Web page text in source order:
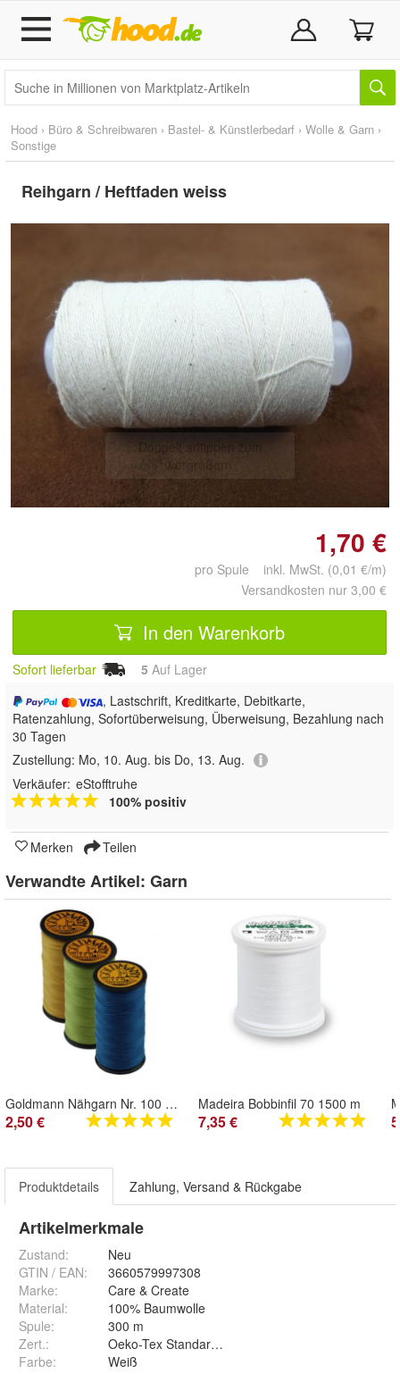
Hood › Büro & Schreibwaren › Bastel- & Künstlerbedarf › Wolle & Garn ›
Sonstige
Reihgarn / Heftfaden weiss
Doppelt antippen zum
vergrößern
1,70 €
pro Spule inkl. MwSt. (0,01 €/m)
Versandkosten nur 3,00 €
In den Warenkorb
Sofort lieferbar 5 Auf Lager
, Lastschrift, Kreditkarte, Debitkarte,
Ratenzahlung, Sofortüberweisung, Überweisung, Bezahlung nach
30 Tagen
Zustellung: Mo, 10. Aug. bis Do, 13. Aug.
Verkäufer: eStofftruhe
100% positiv
Merken Teilen
Verwandte Artikel: Garn
Goldmann Nähgarn Nr. 100 Allesnäher Farb Nr. 796-999 200 m Spule
2,50 €
Madeira Bobbinfil 70 1500 m
7,35 €
Produktdetails Zahlung, Versand & Rückgabe
Artikelmerkmale
Zustand:
Neu
GTIN / EAN:
3660579997308
Marke:
Care & Create
Material:
100% Baumwolle
Spule:
300 m
Zert.:
Oeko-Tex Standard 100
Farbe: Weiß